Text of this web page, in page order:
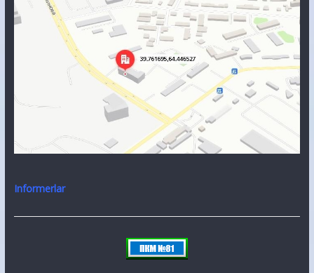
Informerlar